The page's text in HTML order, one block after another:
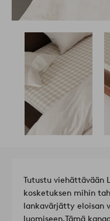
Tutustu viehättävään
kosketuksen mihin
lankavärjätty eloisan
luomiseen.Tämä